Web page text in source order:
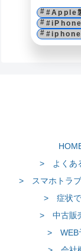
#Apple
#iPhone
#iphone
> よくあ
> スマホトラ
> 症状で
> 中古販
> WEB